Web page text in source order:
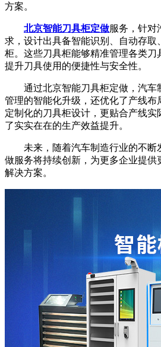
方案。
北京智能刀具柜定做服务，针对
求，设计出具备智能识别、自动存取
柜。这些刀具柜能够精准管理各类刀
提升刀具使用的便捷性与安全性。
通过北京智能刀具柜定做，汽车
管理的智能化升级，还优化了产线布
定制化的刀具柜设计，更贴合产线
了实实在在的生产效益提升。
未来，随着汽车制造行业的不断
做服务将持续创新，为更多企业提供
解决方案。